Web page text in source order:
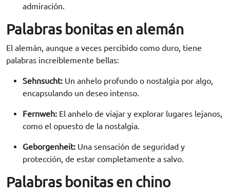
admiración.
Palabras bonitas en alemán
El alemán, aunque a veces percibido como duro, tiene
palabras increíblemente bellas:
Sehnsucht: Un anhelo profundo o nostalgia por algo,
encapsulando un deseo intenso.
Fernweh: El anhelo de viajar y explorar lugares lejanos,
como el opuesto de la nostalgia.
Geborgenheit: Una sensación de seguridad y
protección, de estar completamente a salvo.
Palabras bonitas en chino